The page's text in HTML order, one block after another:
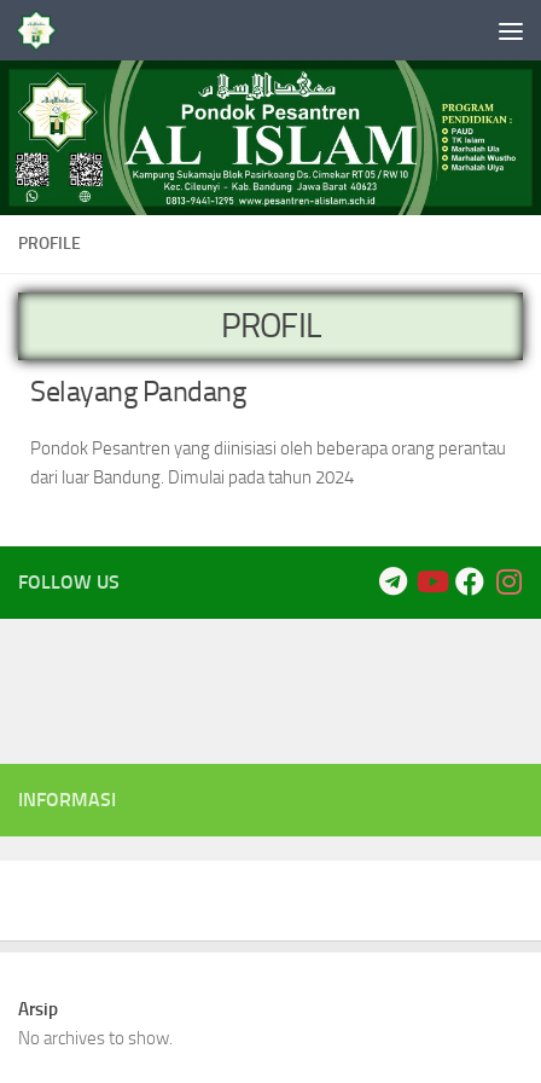
Skip to content
PROFILE
PROFIL
Selayang Pandang
Pondok Pesantren yang diinisiasi oleh beberapa orang perantau
dari luar Bandung. Dimulai pada tahun 2024
FOLLOW US
INFORMASI
Arsip
No archives to show.